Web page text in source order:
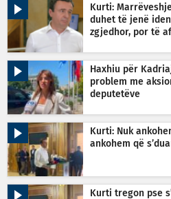
Kurti:
duhet të jenë
zgjedhor, por të
Haxhiu për
problem me
deputetëve
Kurti: Nuk
ankohem që
Kurti tregon pse